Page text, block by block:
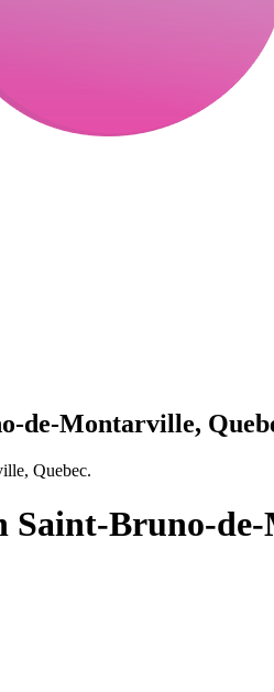
de-Montarville,
Quebec.
Saint-Bruno-